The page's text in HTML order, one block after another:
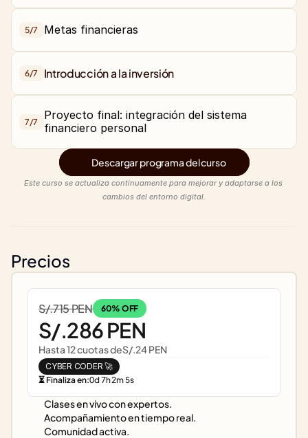
5/7 Metas financieras
6/7 Introducción a la inversión
7/7
Proyecto final: integración del sistema
financiero personal
Descargar programa del curso
Este curso se actualiza continuamente para mejorar y adaptarse a los
cambios del entorno digital.
Precios
Clases en vivo con expertos.
Acompañamiento en tiempo real.
Comunidad activa.
S/.715 PEN 60% OFF
S/.286 PEN
Hasta 12 cuotas deS/.24 PEN
CYBER CODER 🚀
⏳ Finaliza en:0d7h2m5s